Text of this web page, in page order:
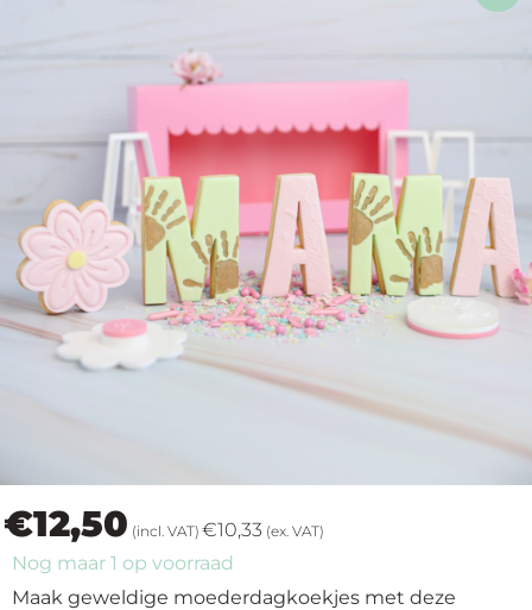
Producten
op
thema
Maatwerk
Outlet
€12,50 (incl. VAT) €10,33 (ex. VAT)
Nog maar 1 op voorraad
Maak geweldige moederdagkoekjes met deze